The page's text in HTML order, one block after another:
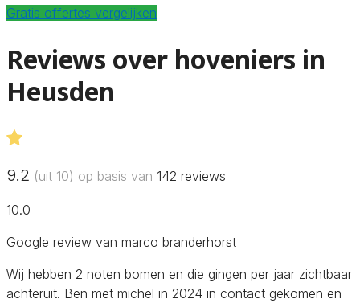
Gratis offertes vergelijken
Reviews over hoveniers in
Heusden
9.2 (uit 10) op basis van 142 reviews
10.0
Google review van marco branderhorst
Wij hebben 2 noten bomen en die gingen per jaar zichtbaar
achteruit. Ben met michel in 2024 in contact gekomen en